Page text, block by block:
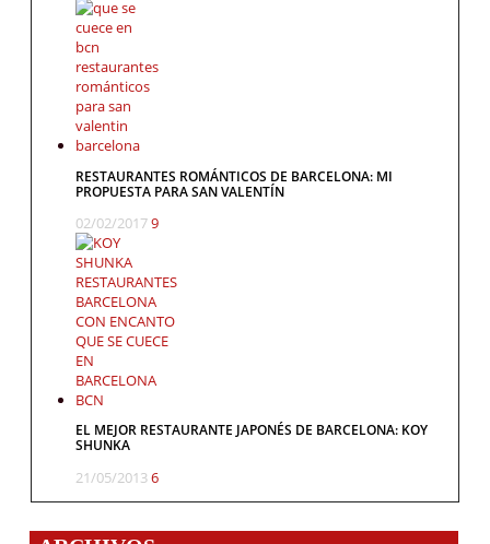
RESTAURANTES ROMÁNTICOS DE BARCELONA: MI
PROPUESTA PARA SAN VALENTÍN
02/02/20179
EL MEJOR RESTAURANTE JAPONÉS DE BARCELONA: KOY
SHUNKA
21/05/20136